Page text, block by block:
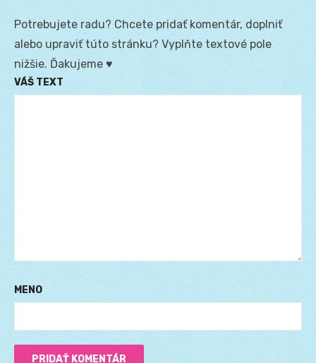
Potrebujete radu? Chcete pridať komentár, doplniť
alebo upraviť túto stránku? Vyplňte textové pole
nižšie. Ďakujeme ♥
VÁŠ TEXT
MENO